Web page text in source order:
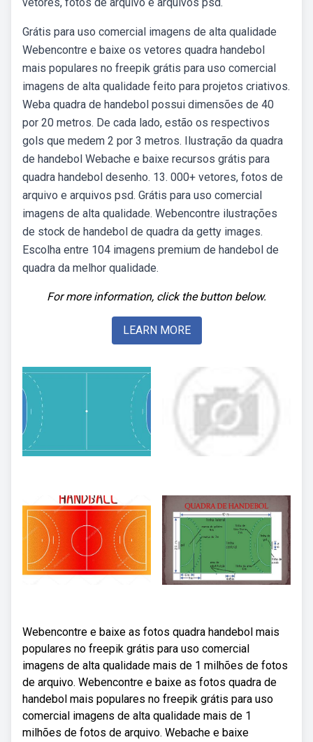
Grátis para uso comercial imagens de alta qualidade
Webencontre e baixe os vetores quadra handebol
mais populares no freepik grátis para uso comercial
imagens de alta qualidade feito para projetos criativos.
Weba quadra de handebol possui dimensões de 40
por 20 metros. De cada lado, estão os respectivos
gols que medem 2 por 3 metros. Ilustração da quadra
de handebol Webache e baixe recursos grátis para
quadra handebol desenho. 13. 000+ vetores, fotos de
arquivo e arquivos psd. Grátis para uso comercial
imagens de alta qualidade. Webencontre ilustrações
de stock de handebol de quadra da getty images.
Escolha entre 104 imagens premium de handebol de
quadra da melhor qualidade.
For more information, click the button below.
LEARN MORE
Webencontre e baixe as fotos quadra handebol mais
populares no freepik grátis para uso comercial
imagens de alta qualidade mais de 1 milhões de fotos
de arquivo. Webencontre e baixe as fotos quadra de
handebol mais populares no freepik grátis para uso
comercial imagens de alta qualidade mais de 1
milhões de fotos de arquivo. Webache e baixe